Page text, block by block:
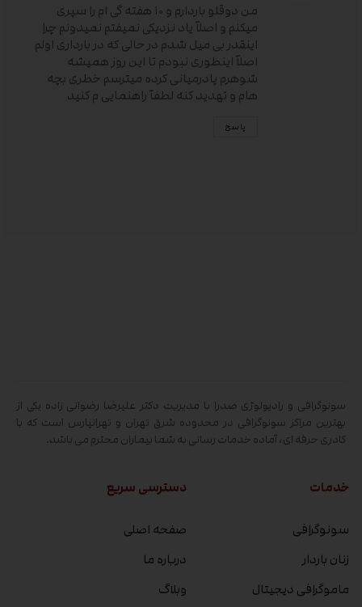
من دوقلو باردارم و ۱۰ هفته گی ام را سپری
میکنم و اصلآ یاد نزدیکی نمیفتم نمیدونم چرا
اینقدر بی میل شدم در حالی که در بارداری اولم
اصلآ اینطوری نبودم تا این روز همیشه
شوهرم پادرمیانی کرده میترسم خطری بچه
هام و تهدید کنه لطفآ راهنمایی م کنید
پاسخ
سونوگرافی و رادیولوژی صدرا با مدیریت دکتر علیرضا رضوانی زاده یکی از
بهترین مراکز سونوگرافی در محدوده شرق تهران و تهرانپارس است که با
کادری حرفه ای، آماده خدمات رسانی به شما بیماران محترم می باشد.
خدمات
سونوگرافی
زنان باردار
ماموگرافی دیجیتال
دسترسی سریع
صفحه اصلی
درباره ما
وبلاگ